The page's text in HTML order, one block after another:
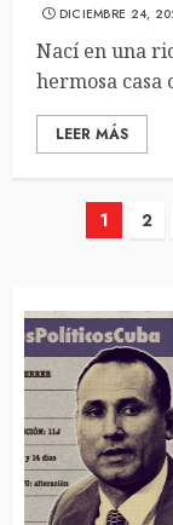
DICIEMBRE 24,
Nací en una
hermosa casa
LEER MÁS
1 2